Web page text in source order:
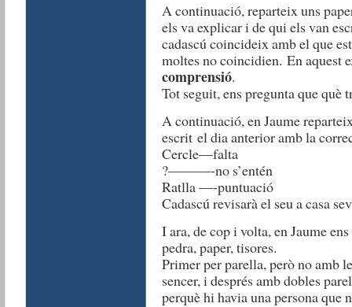
A continuació, reparteix uns
els va explicar i de qui els van
cadascú coincideix amb el que
moltes no coincidien. En aquest
comprensió.
Tot seguit, ens pregunta que què
A continuació, en Jaume
escrit el dia anterior amb la
Cercle—falta
?———-no s’entén
Ratlla —-puntuació
Cadascú revisarà el seu a casa
I ara, de cop i volta, en Jaume
pedra, paper, tisores.
Primer per parella, però no amb
sencer, i després amb dobles
perquè hi havia una persona